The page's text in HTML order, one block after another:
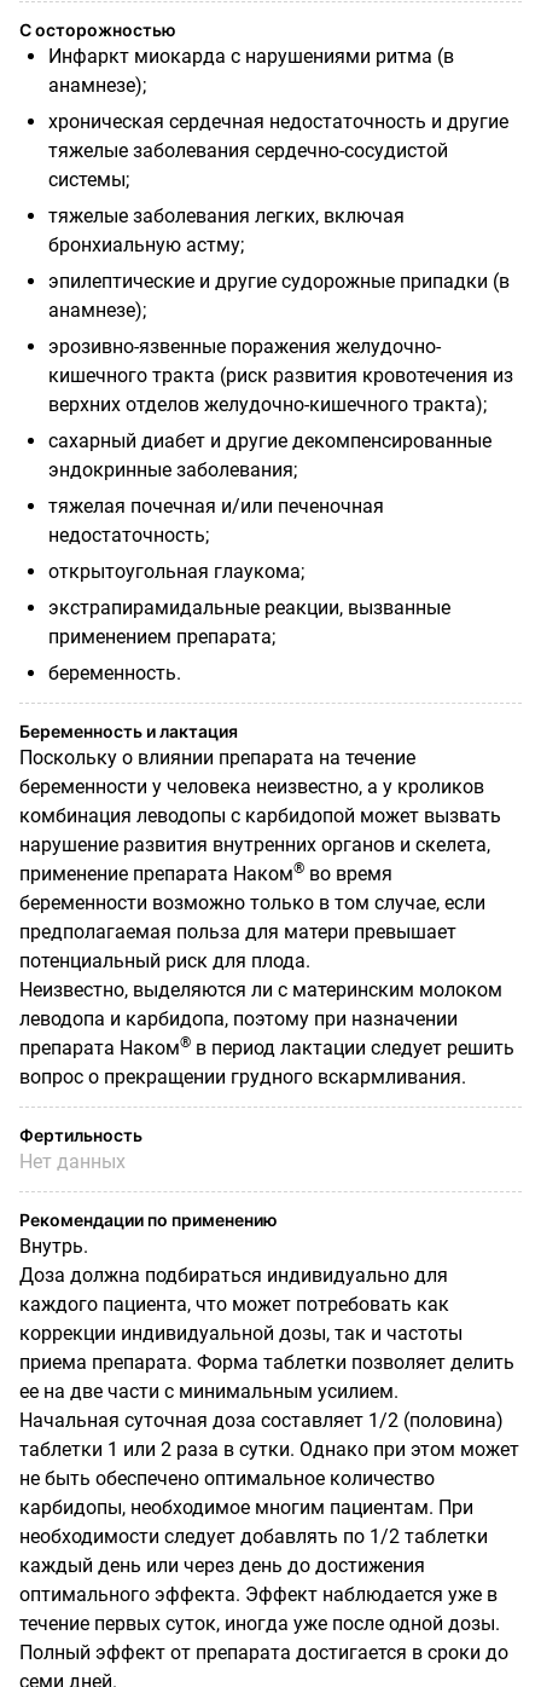
С осторожностью
Инфаркт миокарда с нарушениями ритма (в
анамнезе);
хроническая сердечная недостаточность и другие
тяжелые заболевания сердечно-сосудистой
системы;
тяжелые заболевания легких, включая
бронхиальную астму;
эпилептические и другие судорожные припадки (в
анамнезе);
эрозивно-язвенные поражения желудочно-
кишечного тракта (риск развития кровотечения из
верхних отделов желудочно-кишечного тракта);
сахарный диабет и другие декомпенсированные
эндокринные заболевания;
тяжелая почечная и/или печеночная
недостаточность;
открытоугольная глаукома;
экстрапирамидальные реакции, вызванные
применением препарата;
беременность.
Беременность и лактация
Поскольку о влиянии препарата на течение
беременности у человека неизвестно, а у кроликов
комбинация леводопы с карбидопой может вызвать
нарушение развития внутренних органов и скелета,
применение препарата Наком® во время
беременности возможно только в том случае, если
предполагаемая польза для матери превышает
потенциальный риск для плода.
Неизвестно, выделяются ли с материнским молоком
леводопа и карбидопа, поэтому при назначении
препарата Наком® в период лактации следует решить
вопрос о прекращении грудного вскармливания.
Фертильность
Нет данных
Рекомендации по применению
Внутрь.
Доза должна подбираться индивидуально для
каждого пациента, что может потребовать как
коррекции индивидуальной дозы, так и частоты
приема препарата. Форма таблетки позволяет делить
ее на две части с минимальным усилием.
Начальная суточная доза составляет 1/2 (половина)
таблетки 1 или 2 раза в сутки. Однако при этом может
не быть обеспечено оптимальное количество
карбидопы, необходимое многим пациентам. При
необходимости следует добавлять по 1/2 таблетки
каждый день или через день до достижения
оптимального эффекта. Эффект наблюдается уже в
течение первых суток, иногда уже после одной дозы.
Полный эффект от препарата достигается в сроки до
семи дней.